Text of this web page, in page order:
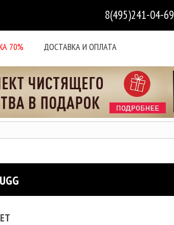
8(495)241-04-69
70% ДОСТАВКА И ОПЛАТА